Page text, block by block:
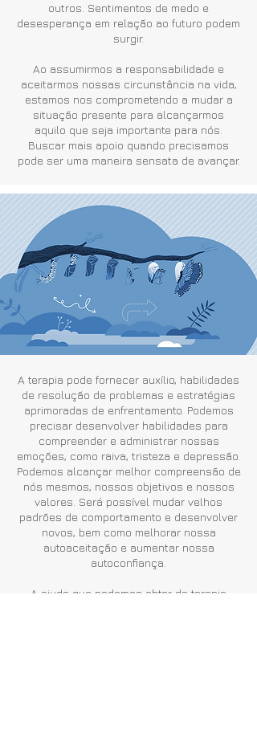
outros. Sentimentos de medo e
desesperança em relação ao futuro podem
surgir.
Ao assumirmos a responsabilidade e
aceitarmos nossas circunstância na vida,
estamos nos comprometendo a mudar a
situação presente para alcançarmos
aquilo que seja importante para nós.
Buscar mais apoio quando precisamos
pode ser uma maneira sensata de avançar.
A terapia pode fornecer auxílio, habilidades
de resolução de problemas e estratégias
aprimoradas de enfrentamento. Podemos
precisar desenvolver habilidades para
compreender e administrar nossas
emoções, como raiva, tristeza e depressão.
Podemos alcançar melhor compreensão de
nós mesmos, nossos objetivos e nossos
valores. Será possível mudar velhos
padrões de comportamento e desenvolver
novos, bem como melhorar nossa
autoaceitação e aumentar nossa
autoconfiança.
A ajuda que podemos obter da terapia